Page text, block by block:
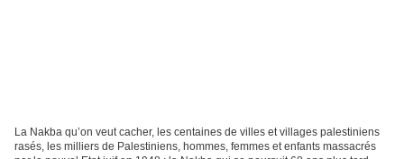
La Nakba qu’on veut cacher, les centaines de villes et villages palestiniens
rasés, les milliers de Palestiniens, hommes, femmes et enfants massacrés